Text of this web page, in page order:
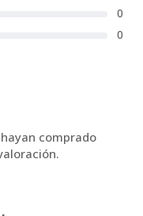
0
0
comprado